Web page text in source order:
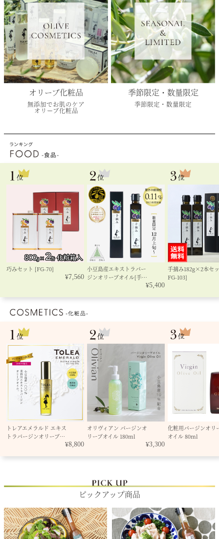
オリーブ化粧品 季節限定・数量限定
無添加でお肌のケア
オリーブ化粧品
季節限定・数量限定
巧みセット [FG-70]
¥7,560
小豆島産エキストラバー
ジンオリーブオイル[手…
¥5,400
手摘み182g×2本セ
FG-103]
トレアエメラルド エキス
トラバージンオリーブ…
¥8,800
オリヴィアン バージンオ
リーブオイル 180ml
¥3,300
化粧用バージンオリ
オイル 80ml
ピックアップ商品